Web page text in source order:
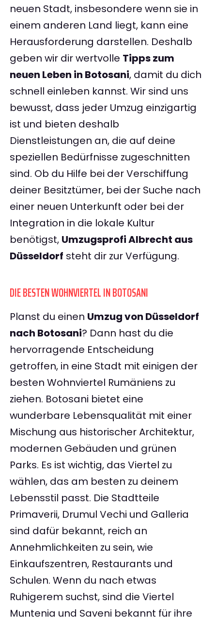
neuen Stadt, insbesondere wenn sie in
einem anderen Land liegt, kann eine
Herausforderung darstellen. Deshalb
geben wir dir wertvolle Tipps zum
neuen Leben in Botosani, damit du dich
schnell einleben kannst. Wir sind uns
bewusst, dass jeder Umzug einzigartig
ist und bieten deshalb
Dienstleistungen an, die auf deine
speziellen Bedürfnisse zugeschnitten
sind. Ob du Hilfe bei der Verschiffung
deiner Besitztümer, bei der Suche nach
einer neuen Unterkunft oder bei der
Integration in die lokale Kultur
benötigst, Umzugsprofi Albrecht aus
Düsseldorf steht dir zur Verfügung.
DIE BESTEN WOHNVIERTEL IN BOTOSANI
Planst du einen Umzug von Düsseldorf
nach Botosani? Dann hast du die
hervorragende Entscheidung
getroffen, in eine Stadt mit einigen der
besten Wohnviertel Rumäniens zu
ziehen. Botosani bietet eine
wunderbare Lebensqualität mit einer
Mischung aus historischer Architektur,
modernen Gebäuden und grünen
Parks. Es ist wichtig, das Viertel zu
wählen, das am besten zu deinem
Lebensstil passt. Die Stadtteile
Primaverii, Drumul Vechi und Galleria
sind dafür bekannt, reich an
Annehmlichkeiten zu sein, wie
Einkaufszentren, Restaurants und
Schulen. Wenn du nach etwas
Ruhigerem suchst, sind die Viertel
Muntenia und Saveni bekannt für ihre